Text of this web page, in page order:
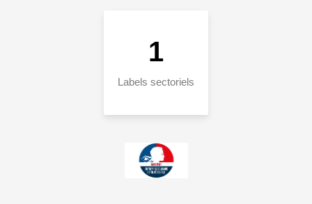
1
Labels sectoriels